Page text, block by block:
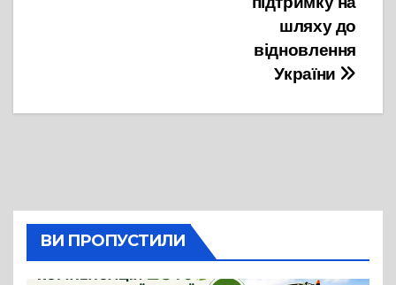
шляху до
відновлення
України
ВИ ПРОПУСТИЛИ